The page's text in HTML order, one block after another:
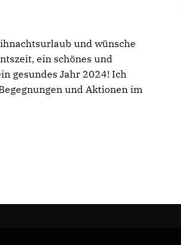
und wünsche
ein schönes und
gesundes Jahr 2024! Ich
und Aktionen im